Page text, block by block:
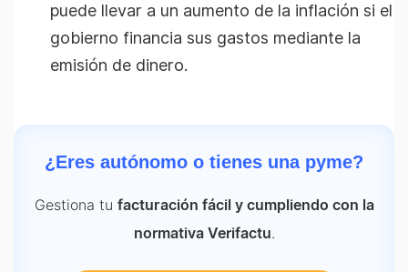
puede llevar a un aumento de la inflación si el
gobierno financia sus gastos mediante la
emisión de dinero.
¿Eres autónomo o tienes una pyme?
Gestiona tu facturación fácil y cumpliendo con la
normativa Verifactu.